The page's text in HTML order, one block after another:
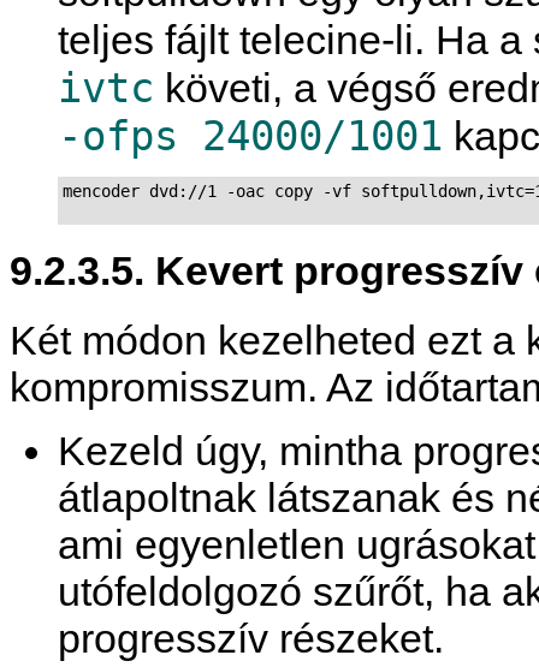
teljes fájlt telecine-li. Ha
ivtc követi, a végső
-ofps 24000/1001
mencoder dvd://1 -oac copy -vf
9.2.3.5. Kevert progresszív
Két módon kezelheted ezt a
kompromisszum. Az
Kezeld úgy, mintha
átlapoltnak látszanak és
ami egyenletlen
utófeldolgozó szűrőt, ha
progresszív részeket.